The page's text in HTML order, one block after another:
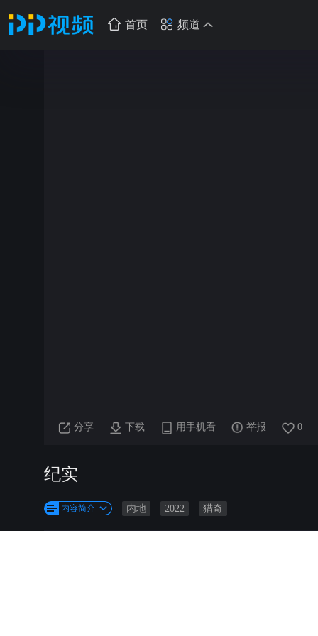
首页 频道
分享 下载 用手机看 举报 0
纪实
内容简介 内地 2022 猎奇